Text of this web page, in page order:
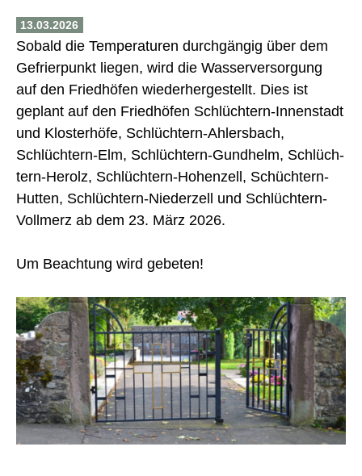
13.03.2026
Sobald die Temperaturen durchgängig über dem
Gefrierpunkt liegen, wird die Wasserversorgung
auf den Friedhöfen wiederhergestellt. Dies ist
geplant auf den Friedhöfen Schlüchtern-Innenstadt
und Klosterhöfe, Schlüchtern-Ahlersbach,
Schlüchtern-Elm, Schlüchtern-Gundhelm, Schlüch-
tern-Herolz, Schlüchtern-Hohenzell, Schüchtern-
Hutten, Schlüchtern-Niederzell und Schlüchtern-
Vollmerz ab dem 23. März 2026.
Um Beachtung wird gebeten!